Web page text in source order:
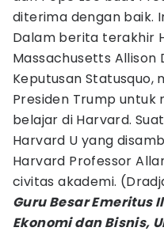
diterima dengan baik.
Dalam berita terakhir
Massachusetts Allison
Keputusan Statusquo,
Presiden Trump untuk
belajar di Harvard.
Harvard U yang
Harvard Professor
civitas akademi.
Guru Besar Emeritus
Ekonomi dan Bisnis,